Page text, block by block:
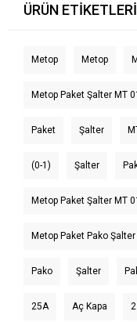
ÜRÜN ETIKETLERI
Metop Metop
Metop Paket Şalter MT
Paket Şalter
(0-1) Şalter
Metop Paket Şalter MT
Metop Paket Pako
Pako Şalter
25A Aç Kapa